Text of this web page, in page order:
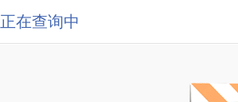
正在查询中